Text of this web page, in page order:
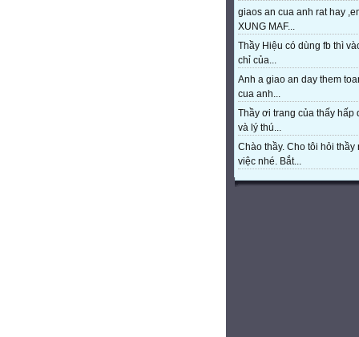
giaos an cua anh rat hay
XUNG MAF...
Thầy Hiệu có dùng fb thì
chỉ của...
Anh a giao an day them
cua anh...
Thầy ơi trang của thấy hấp
và lý thú...
Chào thầy. Cho tôi hỏi thầy
việc nhé. Bắt...